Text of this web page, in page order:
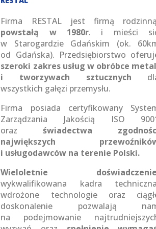
Firma RESTAL jest firmą
powstałą w 1980r. i mieści
w Starogardzie Gdańskim (ok.
od Gdańska). Przedsiębiorstwo
szeroki zakres usług w obróbce
i tworzywach sztucznych
wszystkich gałęzi przemysłu.
Firma posiada certyfikowany
Zarządzania Jakością ISO
orazświadectwa
największych
i usługodawców na terenie Polski.
Wieloletnie doświadczenie
wykwalifikowana kadra
wdrożone technologie oraz
doskonalenie pozwalają
na podejmowanie